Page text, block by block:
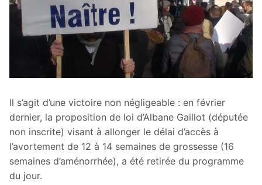
Il s’agit d’une victoire non négligeable : en février
dernier, la proposition de loi d’Albane Gaillot (députée
non inscrite) visant à allonger le délai d’accès à
l’avortement de 12 à 14 semaines de grossesse (16
semaines d’aménorrhée), a été retirée du programme
du jour.